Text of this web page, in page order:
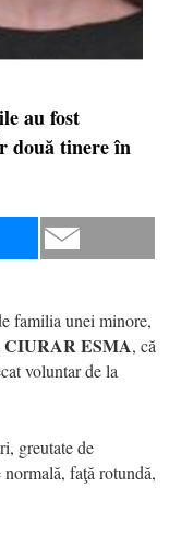
au fost
două tinere în
familia unei minore,
CIURAR ESMA, că
voluntar de la
greutate de
faţă rotundă,